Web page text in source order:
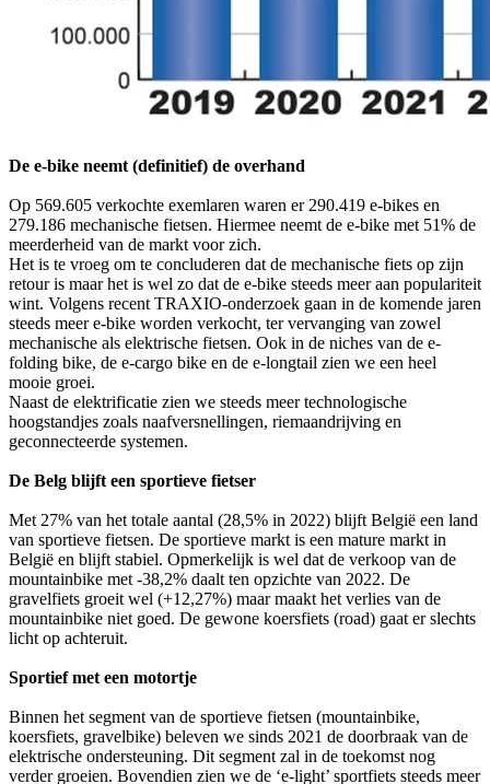
De e-bike neemt (definitief) de overhand
Op 569.605 verkochte exemlaren waren er 290.419 e-bikes en
279.186 mechanische fietsen. Hiermee neemt de e-bike met 51% de
meerderheid van de markt voor zich.
Het is te vroeg om te concluderen dat de mechanische fiets op zijn
retour is maar het is wel zo dat de e-bike steeds meer aan populariteit
wint. Volgens recent TRAXIO-onderzoek gaan in de komende jaren
steeds meer e-bike worden verkocht, ter vervanging van zowel
mechanische als elektrische fietsen. Ook in de niches van de e-
folding bike, de e-cargo bike en de e-longtail zien we een heel
mooie groei.
Naast de elektrificatie zien we steeds meer technologische
hoogstandjes zoals naafversnellingen, riemaandrijving en
geconnecteerde systemen.
De Belg blijft een sportieve fietser
Met 27% van het totale aantal (28,5% in 2022) blijft België een land
van sportieve fietsen. De sportieve markt is een mature markt in
België en blijft stabiel. Opmerkelijk is wel dat de verkoop van de
mountainbike met -38,2% daalt ten opzichte van 2022. De
gravelfiets groeit wel (+12,27%) maar maakt het verlies van de
mountainbike niet goed. De gewone koersfiets (road) gaat er slechts
licht op achteruit.
Sportief met een motortje
Binnen het segment van de sportieve fietsen (mountainbike,
koersfiets, gravelbike) beleven we sinds 2021 de doorbraak van de
elektrische ondersteuning. Dit segment zal in de toekomst nog
verder groeien. Bovendien zien we de ‘e-light’ sportfiets steeds meer